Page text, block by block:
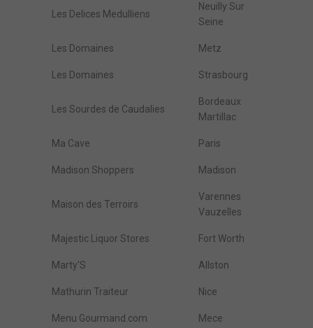
Les Delices Medulliens
Neuilly Sur
Seine
Les Domaines Metz
Les Domaines Strasbourg
Les Sourdes de Caudalies
Bordeaux
Martillac
Ma Cave Paris
Madison Shoppers Madison
Maison des Terroirs
Varennes
Vauzelles
Majestic Liquor Stores Fort Worth
Marty'S Allston
Mathurin Traiteur Nice
Menu Gourmand.com Mece